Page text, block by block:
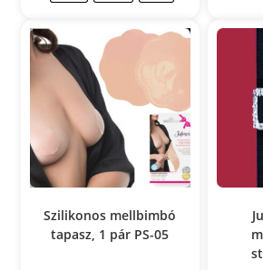
Szilikonos mellbimbó
tapasz, 1 pár PS-05